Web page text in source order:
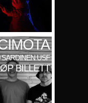
SARDINEN USF
BILLETT